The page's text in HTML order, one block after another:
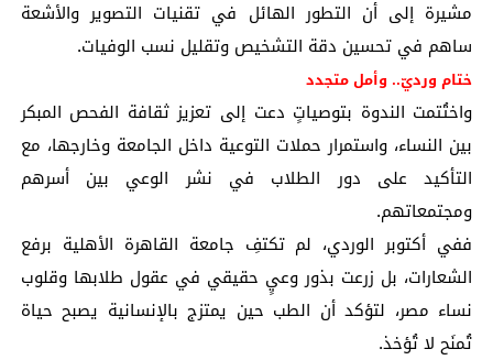
مشيرة إلى أن التطور الهائل في تقنيات التصوير والأشعة
ساهم في تحسين دقة التشخيص وتقليل نسب الوفيات.
ختام ورديّ.. وأمل متجدد
واختُتمت الندوة بتوصياتٍ دعت إلى تعزيز ثقافة الفحص المبكر
بين النساء، واستمرار حملات التوعية داخل الجامعة وخارجها، مع
التأكيد على دور الطلاب في نشر الوعي بين أسرهم
ومجتمعاتهم.
ففي أكتوبر الوردي، لم تكتفِ جامعة القاهرة الأهلية برفع
الشعارات، بل زرعت بذور وعيٍ حقيقي في عقول طلابها وقلوب
نساء مصر، لتؤكد أن الطب حين يمتزج بالإنسانية يصبح حياة
تُمنَح لا تُؤخذ.